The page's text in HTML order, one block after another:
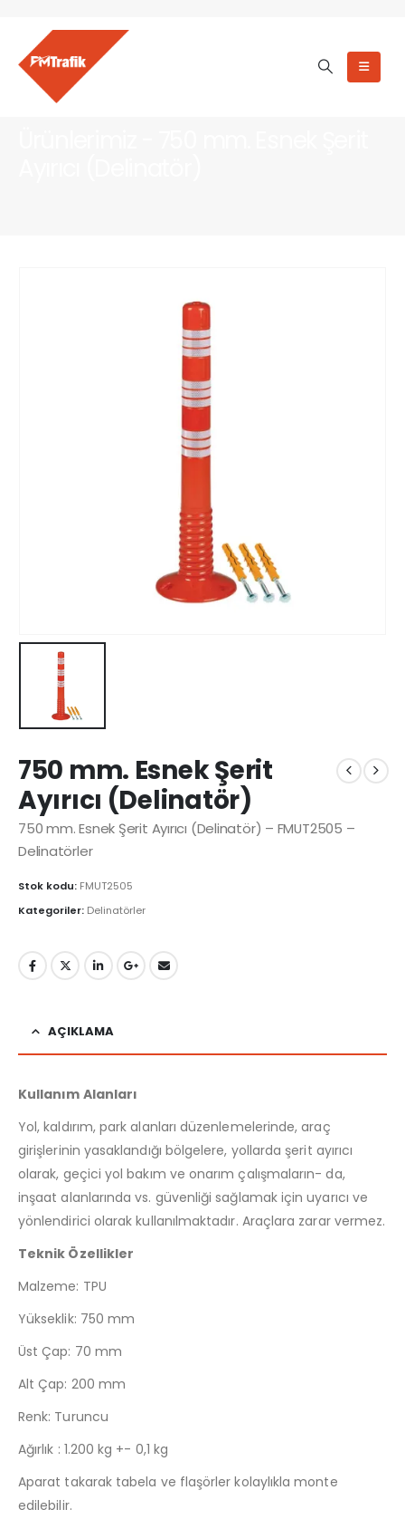
750 mm. Esnek Şerit
Ayırıcı (Delinatör)
750 mm. Esnek Şerit Ayırıcı (Delinatör) – FMUT2505 –
Delinatörler
Stok kodu: FMUT2505
Kategoriler: Delinatörler
AÇIKLAMA
Kullanım Alanları
Yol, kaldırım, park alanları düzenlemelerinde, araç
girişlerinin yasaklandığı bölgelere, yollarda şerit ayırıcı
olarak, geçici yol bakım ve onarım çalışmaların- da,
inşaat alanlarında vs. güvenliği sağlamak için uyarıcı ve
yönlendirici olarak kullanılmaktadır. Araçlara zarar vermez.
Teknik Özellikler
Malzeme: TPU
Yükseklik: 750 mm
Üst Çap: 70 mm
Alt Çap: 200 mm
Renk: Turuncu
Ağırlık : 1.200 kg +- 0,1 kg
Aparat takarak tabela ve flaşörler kolaylıkla monte
edilebilir.